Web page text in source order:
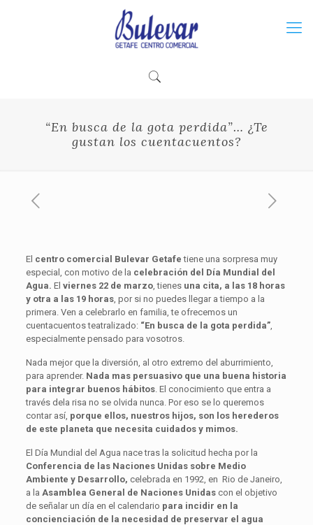
“En busca de la gota perdida”… ¿Te
gustan los cuentacuentos?
El centro comercial Bulevar Getafe tiene una sorpresa muy
especial, con motivo de la celebración del Día Mundial del
Agua. El viernes 22 de marzo, tienes una cita, a las 18 horas
y otra a las 19 horas, por si no puedes llegar a tiempo a la
primera. Ven a celebrarlo en familia, te ofrecemos un
cuentacuentos teatralizado: “En busca de la gota perdida”,
especialmente pensado para vosotros.
Nada mejor que la diversión, al otro extremo del aburrimiento,
para aprender. Nada mas persuasivo que una buena historia
para integrar buenos hábitos. El conocimiento que entra a
través dela risa no se olvida nunca. Por eso se lo queremos
contar así, porque ellos, nuestros hijos, son los herederos
de este planeta que necesita cuidados y mimos.
El Día Mundial del Agua nace tras la solicitud hecha por la
Conferencia de las Naciones Unidas sobre Medio
Ambiente y Desarrollo, celebrada en 1992, en Rio de Janeiro,
a la Asamblea General de Naciones Unidascon el objetivo
de señalar un día en el calendario para incidir en la
concienciación de la necesidad de preservar el agua